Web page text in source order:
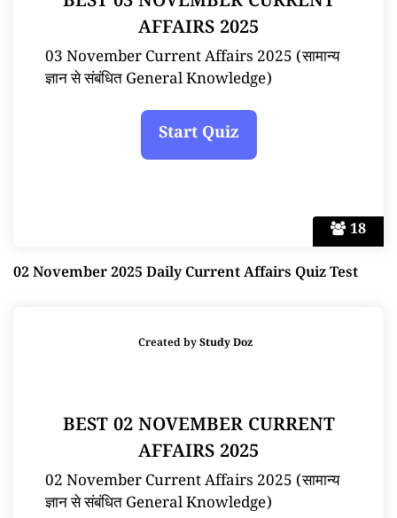
18
AFFAIRS 2025
03 November Current Affairs 2025 (सामान्य
ज्ञान से संबंधित General Knowledge)
02 November 2025 Daily Current Affairs Quiz Test
Created byStudy Doz
BEST 02 NOVEMBER CURRENT
AFFAIRS 2025
02 November Current Affairs 2025 (सामान्य
ज्ञान से संबंधित General Knowledge)